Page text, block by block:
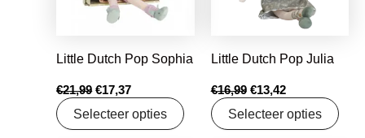
Little Dutch Pop Sophia
€21,99 €17,37
Selecteer opties
Little Dutch Pop Julia
€16,99 €13,42
Selecteer opties